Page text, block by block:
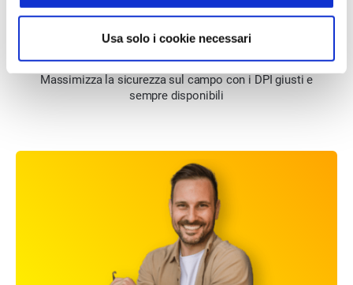
Usa solo i cookie necessari
Massimizza la sicurezza sul campo con i DPI giusti e
sempre disponibili